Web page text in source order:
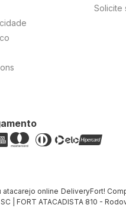
Solicite
online DeliveryFort!
SC | FORT ATACADISTA 810 -